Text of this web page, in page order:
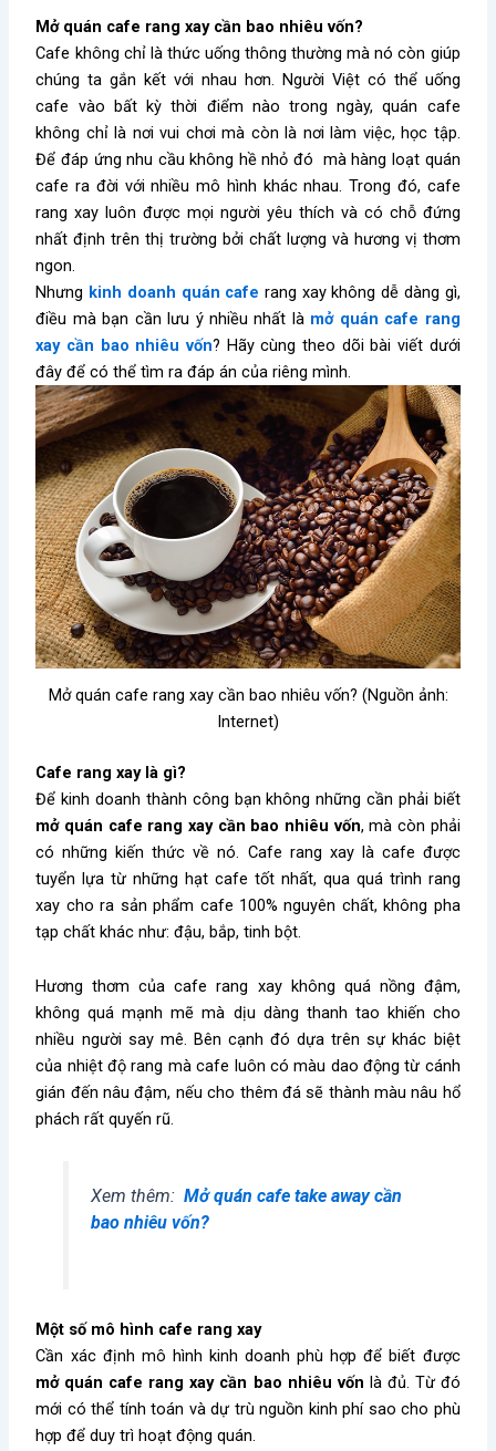
Mở quán cafe rang xay cần bao nhiêu vốn?
Cafe không chỉ là thức uống thông thường mà nó còn giúp
chúng ta gắn kết với nhau hơn. Người Việt có thể uống
cafe vào bất kỳ thời điểm nào trong ngày, quán cafe
không chỉ là nơi vui chơi mà còn là nơi làm việc, học tập.
Để đáp ứng nhu cầu không hề nhỏ đó mà hàng loạt quán
cafe ra đời với nhiều mô hình khác nhau. Trong đó, cafe
rang xay luôn được mọi người yêu thích và có chỗ đứng
nhất định trên thị trường bởi chất lượng và hương vị thơm
ngon.
Nhưng kinh doanh quán cafe rang xay không dễ dàng gì,
điều mà bạn cần lưu ý nhiều nhất là mở quán cafe rang
xay cần bao nhiêu vốn? Hãy cùng theo dõi bài viết dưới
đây để có thể tìm ra đáp án của riêng mình.
Mở quán cafe rang xay cần bao nhiêu vốn? (Nguồn ảnh:
Internet)
Cafe rang xay là gì?
Để kinh doanh thành công bạn không những cần phải biết
mở quán cafe rang xay cần bao nhiêu vốn, mà còn phải
có những kiến thức về nó. Cafe rang xay là cafe được
tuyển lựa từ những hạt cafe tốt nhất, qua quá trình rang
xay cho ra sản phẩm cafe 100% nguyên chất, không pha
tạp chất khác như: đậu, bắp, tinh bột.
Hương thơm của cafe rang xay không quá nồng đậm,
không quá mạnh mẽ mà dịu dàng thanh tao khiến cho
nhiều người say mê. Bên cạnh đó dựa trên sự khác biệt
của nhiệt độ rang mà cafe luôn có màu dao động từ cánh
gián đến nâu đậm, nếu cho thêm đá sẽ thành màu nâu hổ
phách rất quyến rũ.
Xem thêm: Mở quán cafe take away cần
bao nhiêu vốn?
Một số mô hình cafe rang xay
Cần xác định mô hình kinh doanh phù hợp để biết được
mở quán cafe rang xay cần bao nhiêu vốn là đủ. Từ đó
mới có thể tính toán và dự trù nguồn kinh phí sao cho phù
hợp để duy trì hoạt động quán.